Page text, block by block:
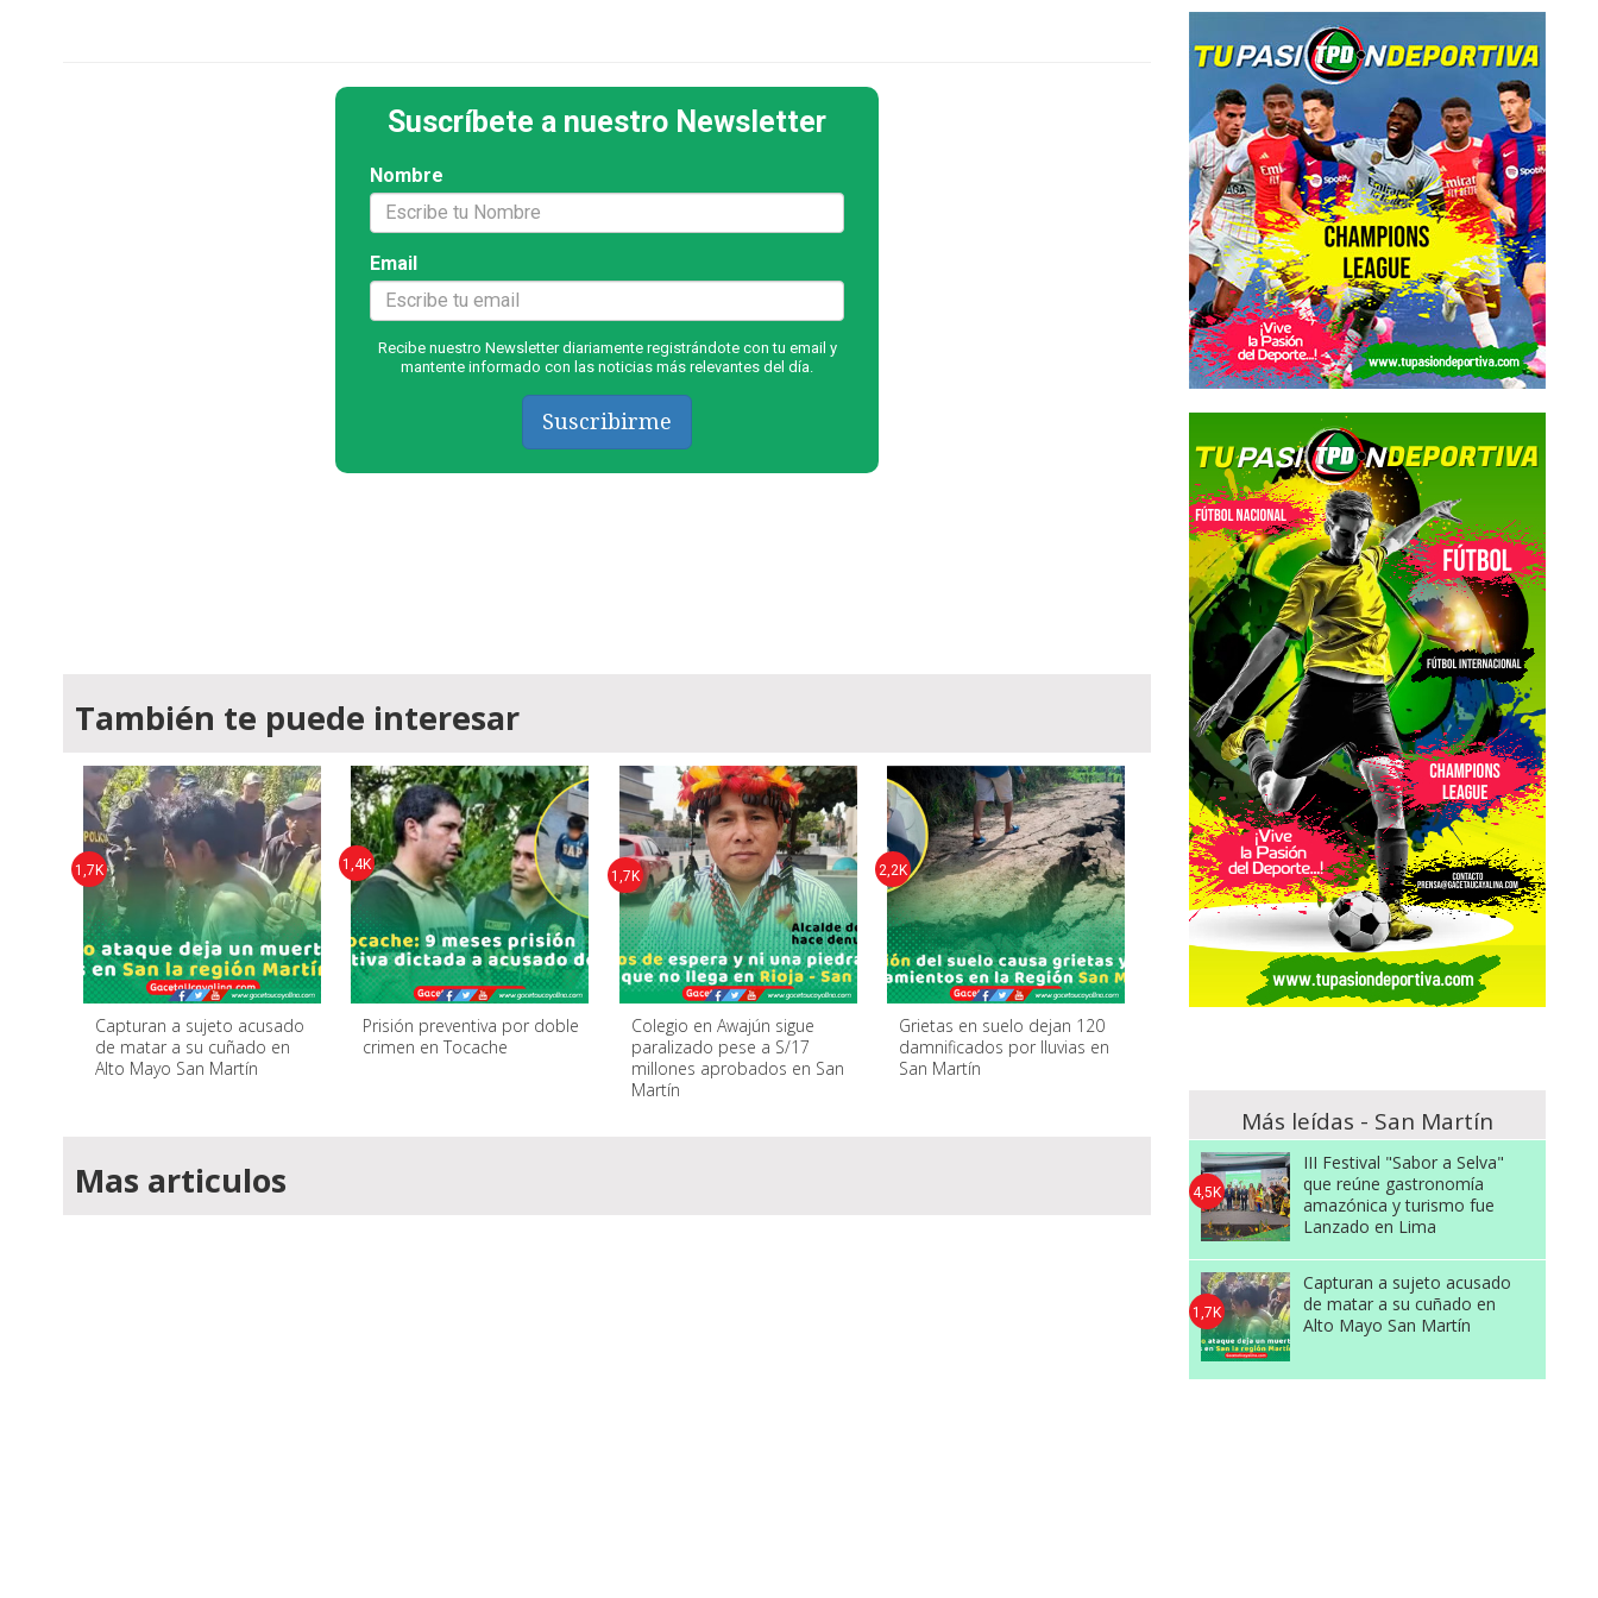
Suscríbete a nuestro Newsletter
Nombre
Email
Recibe nuestro Newsletter diariamente registrándote con tu email y
mantente informado con las noticias más relevantes del día.
Suscribirme
También te puede interesar
Capturan a sujeto acusado
de matar a su cuñado en
Alto Mayo San Martín
1,7K
Prisión preventiva por doble
crimen en Tocache
1,4K
Colegio en Awajún sigue
paralizado pese a S/17
millones aprobados en San
Martín
1,7K
Grietas en suelo dejan 120
damnificados por lluvias en
San Martín
2,2K
Mas articulos
Más leídas - San Martín
III Festival "Sabor a Selva"
que reúne gastronomía
amazónica y turismo fue
Lanzado en Lima
4,5K
Capturan a sujeto acusado
de matar a su cuñado en
Alto Mayo San Martín
1,7K